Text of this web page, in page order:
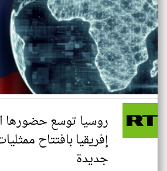
روسيا توسع حضورها
جديدة